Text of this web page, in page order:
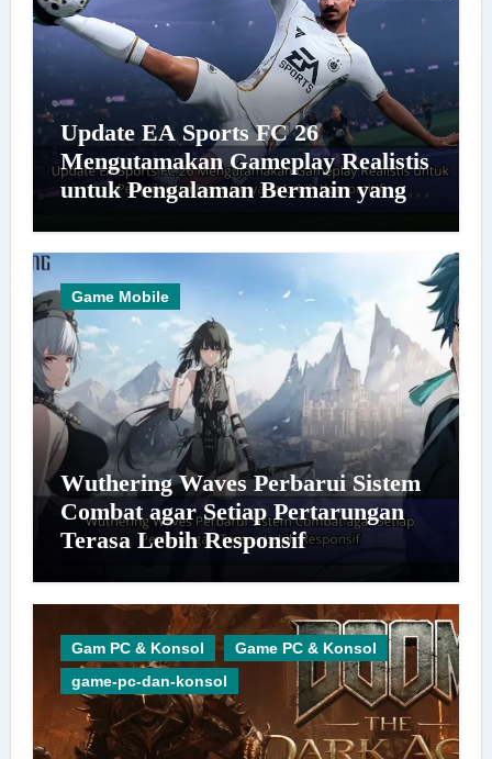
Update EA Sports FC 26
Mengutamakan Gameplay Realistis
untuk Pengalaman Bermain yang
Game Mobile
Wuthering Waves Perbarui Sistem
Combat agar Setiap Pertarungan
Terasa Lebih Responsif
Gam PC & Konsol
Game PC & Konsol
game-pc-dan-konsol